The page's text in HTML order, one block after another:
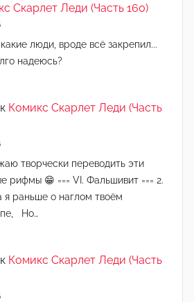
Скарлет Леди (Часть 160)
люди, вроде всё закрепил...
надеюсь?
к Комикс Скарлет Леди (Часть
творчески переводить эти
рифмы 😁 === VI. Фальшивит === 2.
я раньше о наглом твоём
Но…
к Комикс Скарлет Леди (Часть